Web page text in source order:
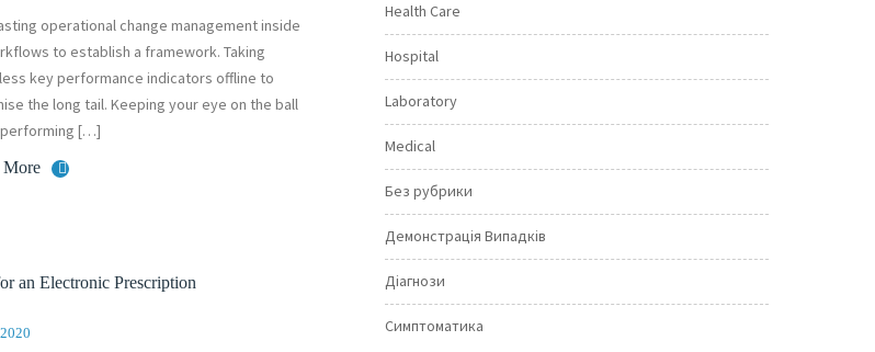
operational change management inside
to establish a framework. Taking
key performance indicators offline to
the long tail. Keeping your eye on the ball
[…]
More
Health Care
Hospital
Laboratory
Medical
Без рубрики
Демонстрація Випадків
Діагнози
Симптоматика